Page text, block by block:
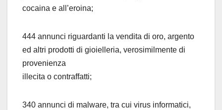
cocaina e all’eroina;
444 annunci riguardanti la vendita di oro, argento
ed altri prodotti di gioielleria, verosimilmente di
provenienza
illecita o contraffatti;
340 annunci di malware, tra cui virus informatici,